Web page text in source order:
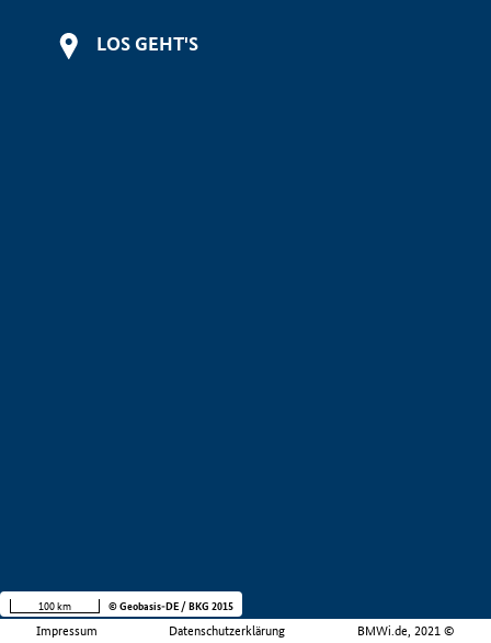
LOS GEHT'S
Impressum Datenschutzerklärung BMWi.de, 2021 ©
100 km © Geobasis-DE / BKG 2015